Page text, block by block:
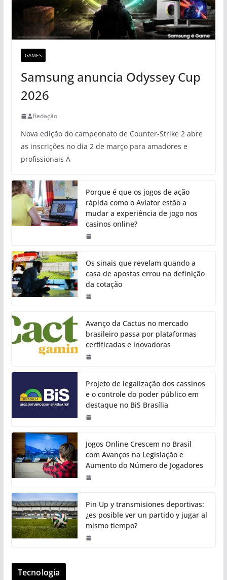
GAMES
Samsung anuncia Odyssey Cup
2026
Redação
Nova edição do campeonato de Counter-Strike 2 abre
as inscrições no dia 2 de março para amadores e
profissionais A
Porque é que os jogos de ação
rápida como o Aviator estão a
mudar a experiência de jogo nos
casinos online?
Os sinais que revelam quando a
casa de apostas errou na definição
da cotação
Avanço da Cactus no mercado
brasileiro passa por plataformas
certificadas e inovadoras
Projeto de legalização dos cassinos
e o controle do poder público em
destaque no BiS Brasília
Jogos Online Crescem no Brasil
com Avanços na Legislação e
Aumento do Número de Jogadores
Pin Up y transmisiones deportivas:
¿es posible ver un partido y jugar al
mismo tiempo?
Tecnologia